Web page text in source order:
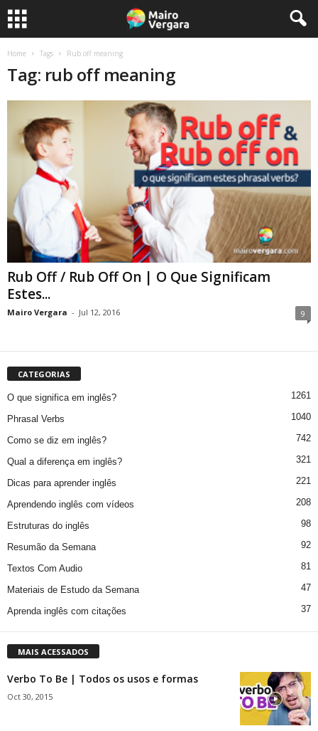
Home Tags Rub off meaning
Tag: rub off meaning
Rub Off / Rub Off On | O Que Significam
Estes...
Mairo Vergara - Jul 12, 2016 9
CATEGORIAS
O que significa em inglês? 1261
Phrasal Verbs 1040
Como se diz em inglês? 742
Qual a diferença em inglês? 321
Dicas para aprender inglês 221
Aprendendo inglês com vídeos 208
Estruturas do inglês 98
Resumão da Semana 92
Textos Com Audio 81
Materiais de Estudo da Semana 47
Aprenda inglês com citações 37
MAIS ACESSADOS
Verbo To Be | Todos os usos e formas
Oct 30, 2015